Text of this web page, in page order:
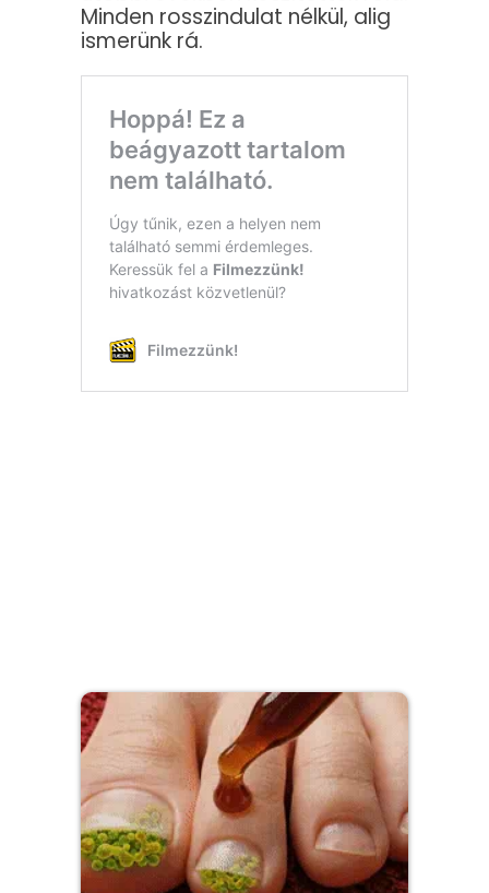
Minden rosszindulat nélkül, alig
ismerünk rá.